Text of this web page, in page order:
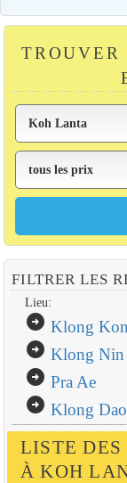
FILTRER LES
Lieu:
arrow_circle_right Klong
arrow_circle_right Klong Nin
arrow_circle_right Pra Ae
arrow_circle_right Klong Dao
LISTE DES
À KOH